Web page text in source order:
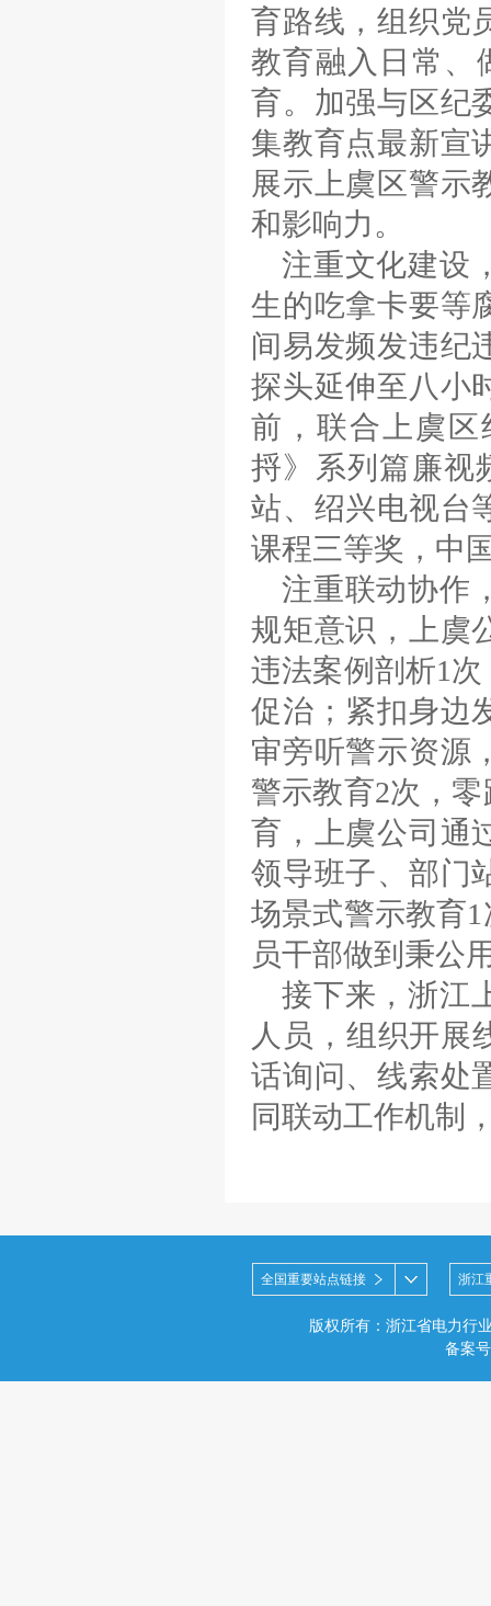
育路线，组织党
教育融入日常、
育。加强与区纪
集教育点最新宣
展示上虞区警示
和影响力。
注重文化建设
生的吃拿卡要等
间易发频发违纪
探头延伸至八小
前，联合上虞
捋》系列篇廉视
站、绍兴电视台
课程三等奖，中
注重联动协作
规矩意识，上虞
违法案例剖析1
促治；紧扣身边
审旁听警示资源
警示教育2次，
育，上虞公司通
领导班子、部门
场景式警示教育
员干部做到秉公
接下来，浙江
人员，组织开展
话询问、线索处
同联动工作机制
全国重要站点链接 浙江
版权所有：浙江省电力行
备案